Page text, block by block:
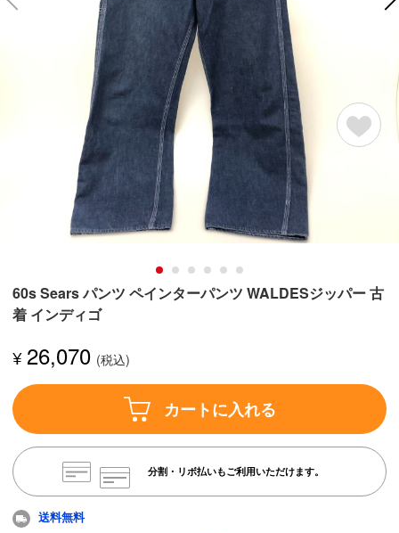
60s Sears パンツ ペインターパンツ WALDESジッパー 古
着 インディゴ
¥26,070
カートに入れる
分割・リボ払いもご利用いただけます。
送料無料